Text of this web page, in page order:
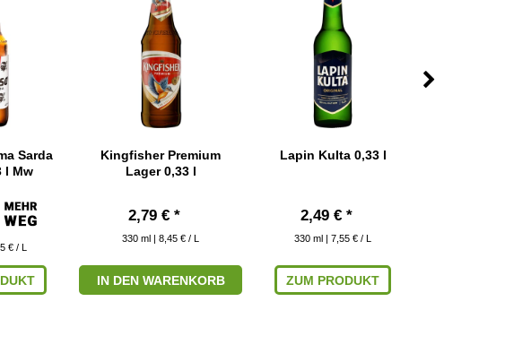
Sarda
l Mw
€ / L
Kingfisher Premium
Lager 0,33 l
2,79 € *
330 ml | 8,45 € / L
IN DEN WARENKORB
Lapin Kulta 0,33 l
2,49 € *
330 ml | 7,55 € / L
ZUM PRODUKT